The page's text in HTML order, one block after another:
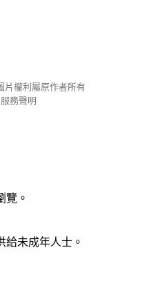
片權利屬原作者所有
服務聲明
覽。
給未成年人士。